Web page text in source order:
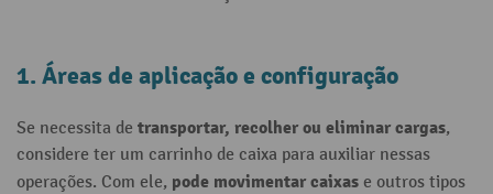
1. Áreas de aplicação e configuração
Se necessita de transportar, recolher ou eliminar cargas,
considere ter um carrinho de caixa para auxiliar nessas
operações. Com ele, pode movimentar caixas e outros tipos